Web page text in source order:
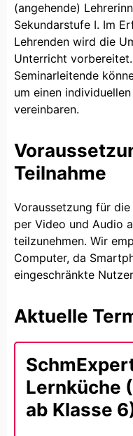
(angehende)
Sekundarstufe I. Im
Lehrenden wird die
Unterricht
Seminarleitende
um einen
vereinbaren.
Teilnahme
Voraussetzung für
per Video und Audio
teilzunehmen. Wir
Computer, da
eingeschränkte
Aktuelle
Lernküche
ab Klasse